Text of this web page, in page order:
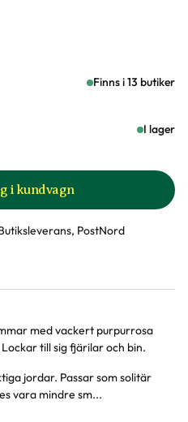
Finns i 13 butiker
I lager
i kundvagn
PostNord
med vackert purpurrosa
till sig fjärilar och bin.
jordar. Passar som solitär
vara mindre sm...